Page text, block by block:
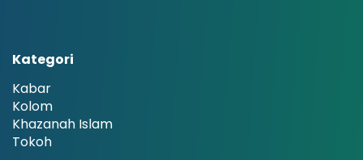
Kategori
Kabar
Kolom
Khazanah Islam
Tokoh